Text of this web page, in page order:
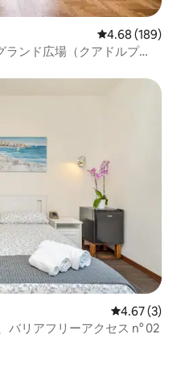
レビュー189
4.68 (189)
ランド広場（クアドルプ
レビュー3
4.67 (3)
バリアフリーアクセス n° 02